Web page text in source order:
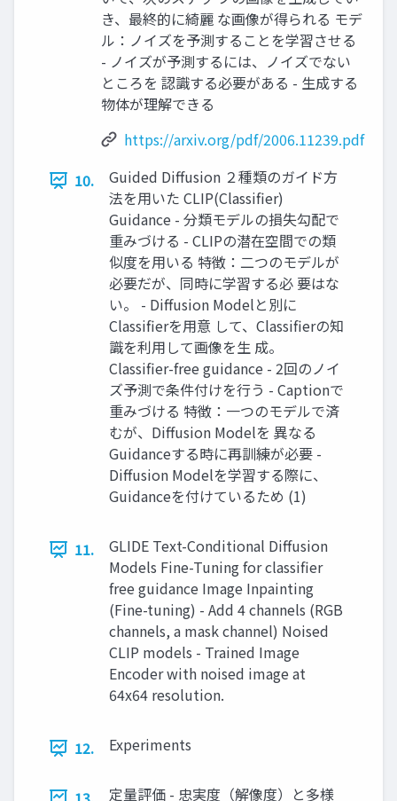
き、最終的に綺麗 な画像が得られる モデ
ル：ノイズを予測することを学習させる
- ノイズが予測するには、ノイズでない
ところを 認識する必要がある - 生成する
物体が理解できる
https://arxiv.org/pdf/2006.11239.pdf
10.
Guided Diffusion ２種類のガイド方
法を用いた CLIP(Classifier)
Guidance - 分類モデルの損失勾配で
重みづける - CLIPの潜在空間での類
似度を用いる 特徴：二つのモデルが
必要だが、同時に学習する必 要はな
い。 - Diffusion Modelと別に
Classifierを用意 して、Classifierの知
識を利用して画像を生 成。
Classifier-free guidance - 2回のノイ
ズ予測で条件付けを行う - Captionで
重みづける 特徴：一つのモデルで済
むが、Diffusion Modelを 異なる
Guidanceする時に再訓練が必要 -
Diffusion Modelを学習する際に、
Guidanceを付けているため (1)
11.
GLIDE Text-Conditional Diffusion
Models Fine-Tuning for classifier
free guidance Image Inpainting
(Fine-tuning) - Add 4 channels (RGB
channels, a mask channel) Noised
CLIP models - Trained Image
Encoder with noised image at
64x64 resolution.
12. Experiments
定量評価 - 忠実度（解像度）と多様